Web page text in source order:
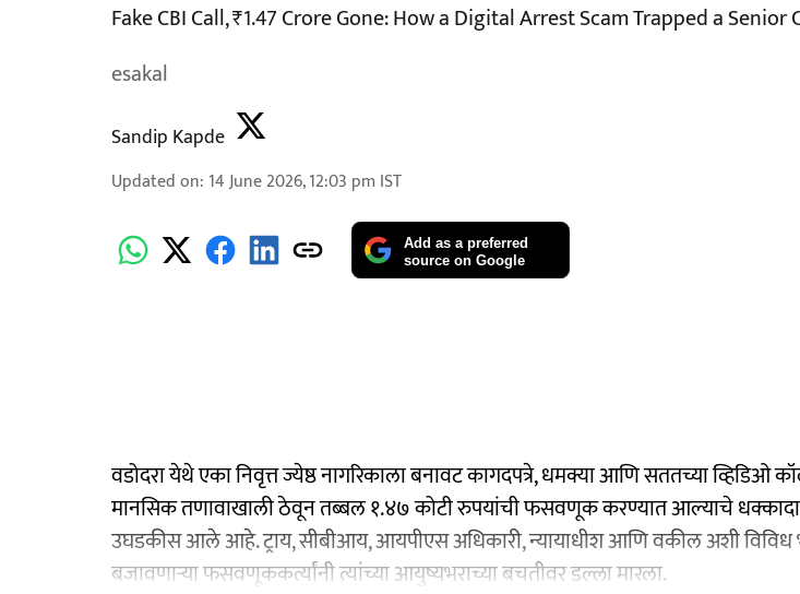
Fake CBI Call, ₹1.47 Crore Gone: How a Digital Arrest Scam Trapped a Senior
esakal
Sandip Kapde
Updated on: 14 June 2026, 12:03 pm IST
Add as a preferred
source on Google
वडोदरा येथे एका निवृत्त ज्येष्ठ नागरिकाला बनावट कागदपत्रे, धमक्या आणि सततच्या व्हिडिओ
मानसिक तणावाखाली ठेवून तब्बल १.४७ कोटी रुपयांची फसवणूक करण्यात आल्याचे
उघडकीस आले आहे. ट्राय, सीबीआय, आयपीएस अधिकारी, न्यायाधीश आणि वकील अशी विविध
बजावणाऱ्या फसवणूककर्त्यांनी त्यांच्या आयुष्यभराच्या बचतीवर डल्ला मारला.